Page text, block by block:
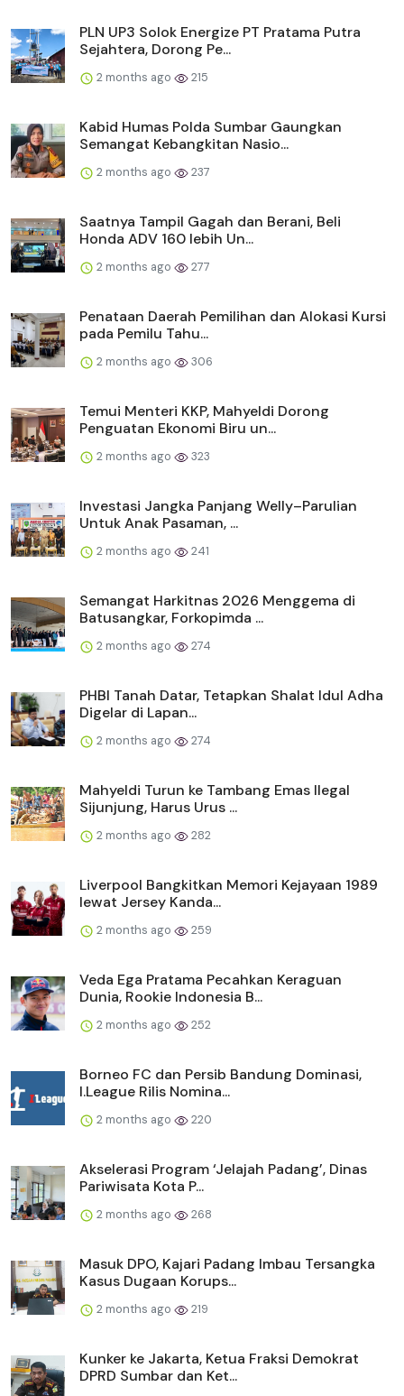
PLN UP3 Solok Energize PT Pratama Putra
Sejahtera, Dorong Pe...
2 months ago 215
Kabid Humas Polda Sumbar Gaungkan
Semangat Kebangkitan Nasio...
2 months ago 237
Saatnya Tampil Gagah dan Berani, Beli
Honda ADV 160 lebih Un...
2 months ago 277
Penataan Daerah Pemilihan dan Alokasi Kursi
pada Pemilu Tahu...
2 months ago 306
Temui Menteri KKP, Mahyeldi Dorong
Penguatan Ekonomi Biru un...
2 months ago 323
Investasi Jangka Panjang Welly–Parulian
Untuk Anak Pasaman, ...
2 months ago 241
Semangat Harkitnas 2026 Menggema di
Batusangkar, Forkopimda ...
2 months ago 274
PHBI Tanah Datar, Tetapkan Shalat Idul Adha
Digelar di Lapan...
2 months ago 274
Mahyeldi Turun ke Tambang Emas Ilegal
Sijunjung, Harus Urus ...
2 months ago 282
Liverpool Bangkitkan Memori Kejayaan 1989
lewat Jersey Kanda...
2 months ago 259
Veda Ega Pratama Pecahkan Keraguan
Dunia, Rookie Indonesia B...
2 months ago 252
Borneo FC dan Persib Bandung Dominasi,
I.League Rilis Nomina...
2 months ago 220
Akselerasi Program ‘Jelajah Padang’, Dinas
Pariwisata Kota P...
2 months ago 268
Masuk DPO, Kajari Padang Imbau Tersangka
Kasus Dugaan Korups...
2 months ago 219
Kunker ke Jakarta, Ketua Fraksi Demokrat
DPRD Sumbar dan Ket...